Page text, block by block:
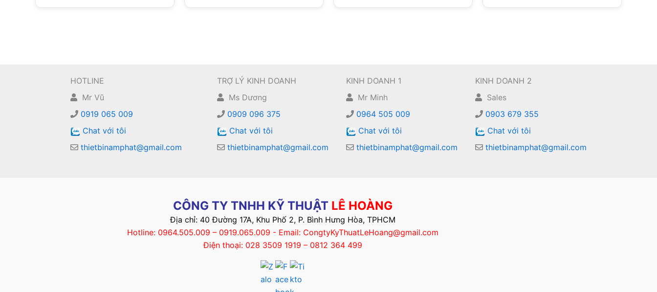
HOTLINE
Mr Vũ
0919 065 009
Chat với tôi
thietbinamphat@gmail.com
TRỢ LÝ KINH DOANH
Ms Dương
0909 096 375
Chat với tôi
thietbinamphat@gmail.com
KINH DOANH 1
Mr Minh
0964 505 009
Chat với tôi
thietbinamphat@gmail.com
KINH DOANH 2
Sales
0903 679 355
Chat với tôi
thietbinamphat@gmail.com
CÔNG TY TNHH KỸ THUẬT LÊ HOÀNG
Địa chỉ: 40 Đường 17A, Khu Phố 2, P. Bình Hưng Hòa, TPHCM
Hotline: 0964.505.009 – 0919.065.009 - Email: CongtyKyThuatLeHoang@gmail.com
Điện thoại: 028 3509 1919 – 0812 364 499